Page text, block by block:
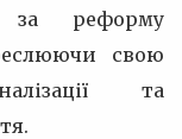
за реформу
свою
та